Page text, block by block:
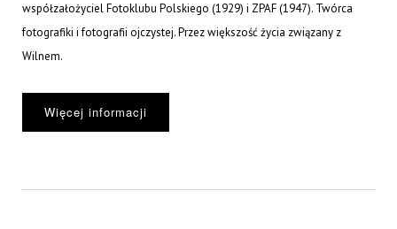
współzałożyciel Fotoklubu Polskiego (1929) i ZPAF (1947). Twórca
fotografiki i fotografii ojczystej. Przez większość życia związany z
Wilnem.
Więcej informacji